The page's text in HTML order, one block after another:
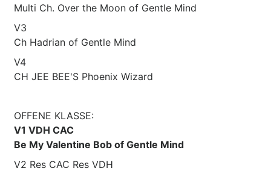
Multi Ch. Over the Moon of Gentle Mind
V3
Ch Hadrian of Gentle Mind
V4
CH JEE BEE'S Phoenix Wizard
OFFENE KLASSE:
V1 VDH CAC
Be My Valentine Bob of Gentle Mind
V2 Res CAC Res VDH